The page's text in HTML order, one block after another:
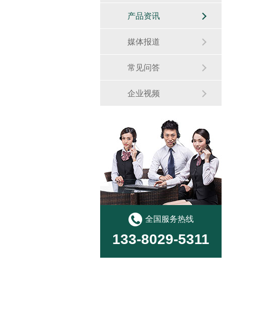
产品资讯
媒体报道
常见问答
企业视频
全国服务热线
133-8029-5311